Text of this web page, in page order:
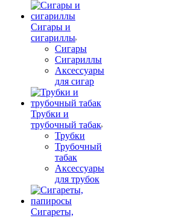
Сигары и
сигариллы
Сигары
Сигариллы
Аксессуары
для сигар
Трубки и
трубочный табак
Трубки
Трубочный
табак
Аксессуары
для трубок
Сигареты,